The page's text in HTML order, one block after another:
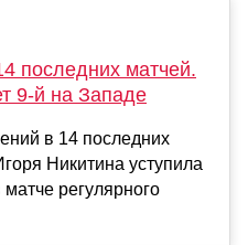
последних матчей.
9-й на Западе
в 14 последних
Никитина уступила
регулярного